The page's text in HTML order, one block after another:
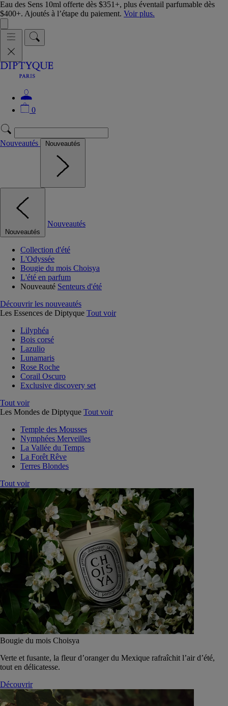
Eau des Sens 10ml offerte dès $351+, plus éventail parfumable dès
$400+. Ajoutés à l’étape du paiement. Voir plus.
0
Nouveautés Nouveautés
Nouveautés
Nouveautés
Collection d'été
L'Odyssée
Bougie du mois Choisya
L'été en parfum
Nouveauté Senteurs d'été
Découvrir les nouveautés
Les Essences de Diptyque Tout voir
Lilyphéa
Bois corsé
Lazulio
Lunamaris
Rose Roche
Corail Oscuro
Exclusive discovery set
Tout voir
Les Mondes de Diptyque Tout voir
Temple des Mousses
Nymphées Merveilles
La Vallée du Temps
La Forêt Rêve
Terres Blondes
Tout voir
Bougie du mois Choisya
Verte et fusante, la fleur d’oranger du Mexique rafraîchit l’air d’été,
tout en délicatesse.
Découvrir